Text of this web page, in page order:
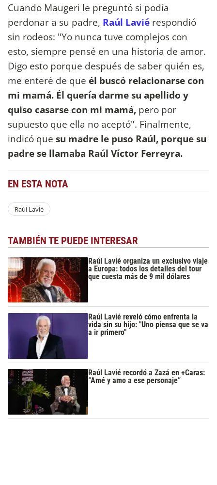
Cuando Maugeri le preguntó si podía
perdonar a su padre, Raúl Lavié respondió
sin rodeos: "Yo nunca tuve complejos con
esto, siempre pensé en una historia de amor.
Digo esto porque después de saber quién es,
me enteré de que él buscó relacionarse con
mi mamá. Él quería darme su apellido y
quiso casarse con mi mamá, pero por
supuesto que ella no aceptó". Finalmente,
indicó que su madre le puso Raúl, porque su
padre se llamaba Raúl Víctor Ferreyra.
EN ESTA NOTA
Raúl Lavié
TAMBIÉN TE PUEDE INTERESAR
Raúl Lavié organiza un exclusivo viaje
a Europa: todos los detalles del tour
que cuesta más de 9 mil dólares
Raúl Lavié reveló cómo enfrenta la
vida sin su hijo: "Uno piensa que se va
a ir primero"
Raúl Lavié recordó a Zazá en +Caras:
“Amé y amo a ese personaje”